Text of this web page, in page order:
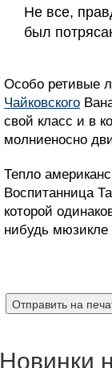
Не все,
был
Особо ретивые
Чайковского
свой класс и в
молниеносно
Тепло
Воспитанница
которой
нибудь мюзикле
Новинки